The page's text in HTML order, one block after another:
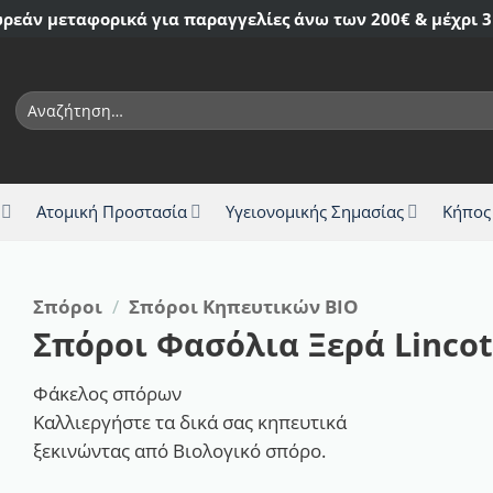
μεταφορικά για παραγγελίες άνω των 200€ & μέχρι
Αναζήτηση
για:
Ατομική Προστασία Υγειονομικής Σημασίας Κήπος
Σπόροι / Σπόροι Κηπευτικών ΒΙΟ
Σπόροι Φασόλια Ξερά
Φάκελος σπόρων
Καλλιεργήστε τα δικά σας κηπευτικά
ξεκινώντας από Βιολογικό σπόρο.